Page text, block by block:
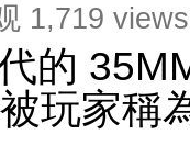
1,719
的
玩家稱